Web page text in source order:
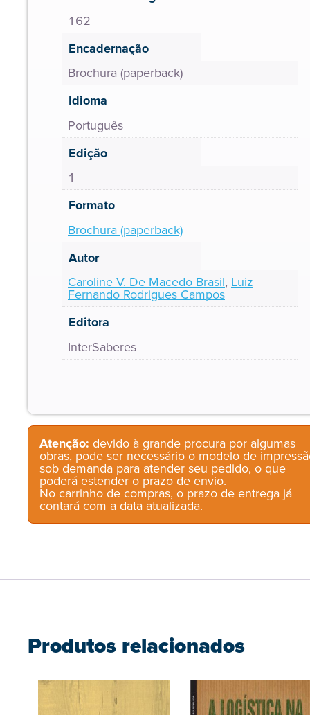
162
Encadernação
Brochura (paperback)
Idioma
Português
Edição
1
Formato
Brochura (paperback)
Autor
Caroline V. De Macedo Brasil, Luiz
Fernando Rodrigues Campos
Editora
InterSaberes
Atenção: devido à grande procura por algumas
obras, pode ser necessário o modelo de
sob demanda para atender seu pedido, o que
poderá estender o prazo de envio.
No carrinho de compras, o prazo de entrega já
contará com a data atualizada.
Produtos relacionados